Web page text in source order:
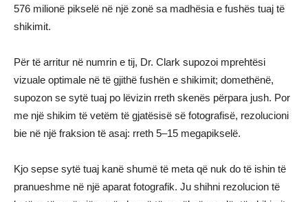
576 milionë pikselë në një zonë sa madhësia e fushës tuaj të
shikimit.
Për të arritur në numrin e tij, Dr. Clark supozoi mprehtësi
vizuale optimale në të gjithë fushën e shikimit; domethënë,
supozon se sytë tuaj po lëvizin rreth skenës përpara jush. Por
me një shikim të vetëm të gjatësisë së fotografisë, rezolucioni
bie në një fraksion të asaj: rreth 5–15 megapikselë.
Kjo sepse sytë tuaj kanë shumë të meta që nuk do të ishin të
pranueshme në një aparat fotografik. Ju shihni rezolucion të